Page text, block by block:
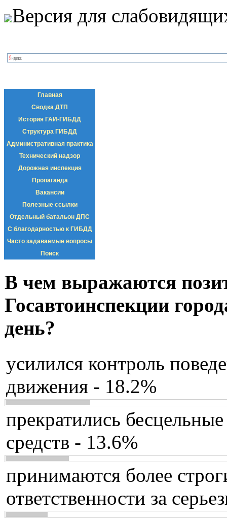
Версия для
Главная
Сводка ДТП
История ГАИ-ГИБДД
Структура ГИБДД
Административная практика
Технический надзор
Дорожная инспекция
Пропаганда
Вакансии
Полезные ссылки
Отдельный батальон ДПС
С благодарностью к ГИБДД
Часто задаваемые вопросы
Поиск
В чем выражаются
Госавтоинспекции
день?
усилился контроль
движения - 18.2%
прекратились
средств - 13.6%
принимаются более
ответственности за